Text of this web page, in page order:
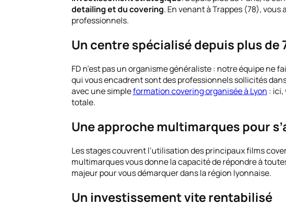
detailing et du covering. En venant à Trappes (78),
professionnels.
Un centre spécialisé depuis plus de
FD n’est pas un organisme généraliste : notre équipe ne
qui vous encadrent sont des professionnels sollicités
avec une simpleformation covering organisée à Lyon : ici,
totale.
Une approche multimarques pour
Les stages couvrent l’utilisation des principaux films
multimarques vous donne la capacité de répondre à
majeur pour vous démarquer dans la région lyonnaise.
Un investissement vite rentabilisé